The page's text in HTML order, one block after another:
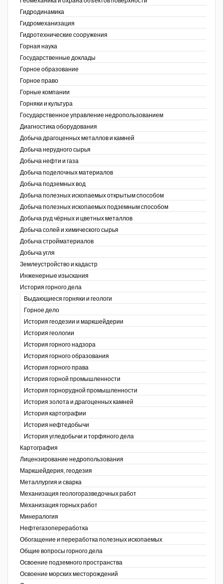
Гидродинамика
Гидромеханизация
Гидротехнические сооружения
Горная наука
Государственные доклады
Горное образование
Горное право
Горные компании
Горняки и культура
Государственное управление недропользованием
Диагностика оборудования
Добыча драгоценных металлов и камней
Добыча нерудного сырья
Добыча нефти и газа
Добыча поделочных материалов
Добыча подземных вод
Добыча полезных ископаемых открытым способом
Добыча полезных ископаемых подземным способом
Добыча руд чёрных и цветных металлов
Добыча солей и химического сырья
Добыча стройматериалов
Добыча угля
Землеустройство и кадастр
Инженерные изыскания
История горного дела
Выдающиеся горняки и геологи
Горное дело
История геодезии и маркшейдерии
История геологии
История горного надзора
История горного образования
История горного права
История горной промышленности
История горнорудной промышленности
История золота и драгоценных камней
История картографии
История нефтедобычи
История угледобычи и торфяного дела
Картография
Лицензирование недропользования
Маркшейдерия, геодезия
Металлургия и сварка
Механизация геологоразведочных работ
Механизация горных работ
Минералогия
Нефтегазопереработка
Обогащение и переработка полезных ископаемых
Общие вопросы горного дела
Освоение подземного пространства
Освоение морских месторождений
Разведка и охрана недр
Стандарт качества
Сфера. Нефть и газ
Уголь
Уголь Кузбасса
Химагрегаты
Электроэнергия. Передача и
распределение
Coal People Magazine
PWC